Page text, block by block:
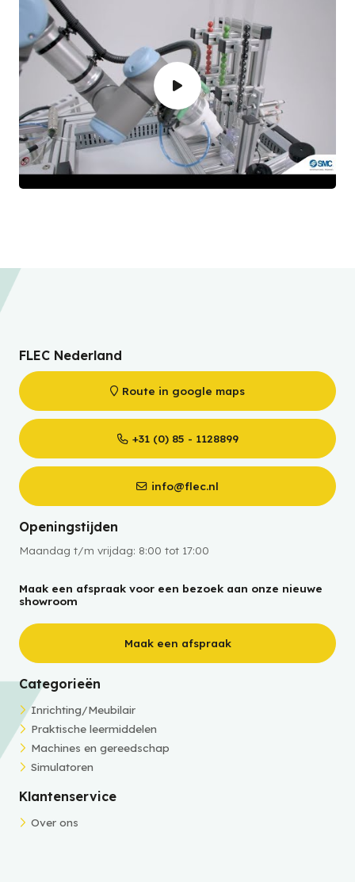
FLEC Nederland
Route in google maps
+31 (0) 85 - 1128899
info@flec.nl
Openingstijden
Maandag t/m vrijdag: 8:00 tot 17:00
Maak een afspraak voor een bezoek aan onze nieuwe
showroom
Maak een afspraak
Categorieën
Inrichting/Meubilair
Praktische leermiddelen
Machines en gereedschap
Simulatoren
Klantenservice
Over ons